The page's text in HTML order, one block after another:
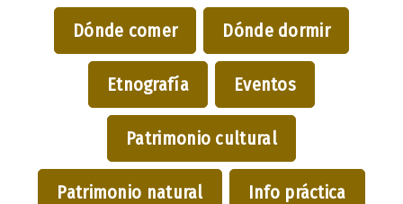
Dónde comer Dónde dormir
Etnografía Eventos
Patrimonio cultural
Patrimonio natural Info práctica